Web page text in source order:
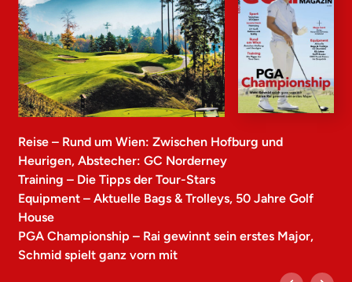
Reise – Rund um Wien: Zwischen Hofburg und
Heurigen, Abstecher: GC Norderney
Training – Die Tipps der Tour-Stars
Equipment – Aktuelle Bags & Trolleys, 50 Jahre Golf
House
PGA Championship – Rai gewinnt sein erstes Major,
Schmid spielt ganz vorn mit